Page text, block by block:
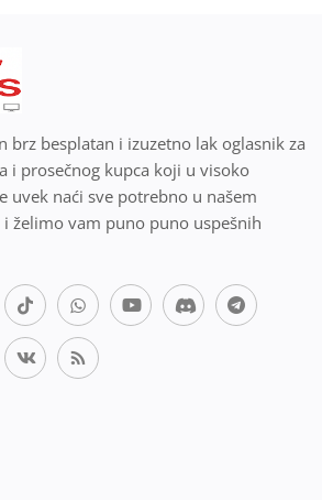
brz besplatan i izuzetno lak oglasnik za
i prosečnog kupca koji u visoko
uvek naći sve potrebno u našem
i želimo vam puno puno uspešnih